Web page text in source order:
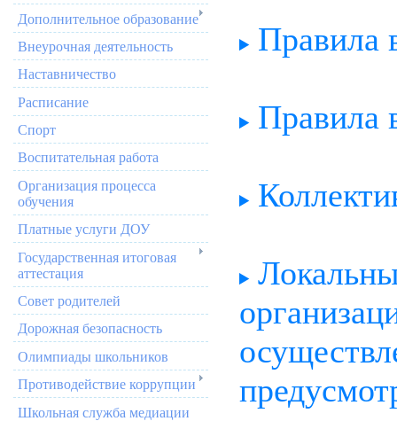
Дополнительное образование
Внеурочная деятельность
Наставничество
Расписание
Спорт
Воспитательная работа
Организация процесса
обучения
Платные услуги ДОУ
Государственная итоговая
аттестация
Совет родителей
Дорожная безопасность
Олимпиады школьников
Противодействие коррупции
Школьная служба медиации
Правила
Правила